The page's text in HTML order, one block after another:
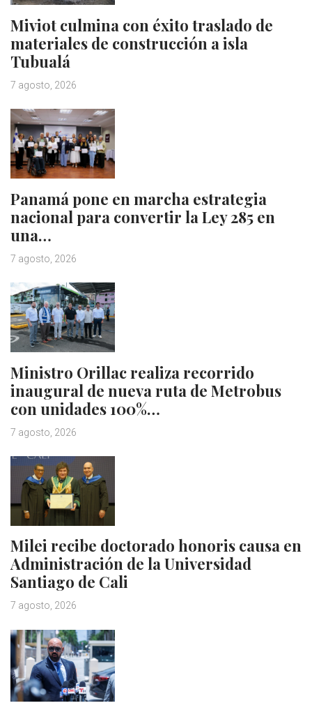
Miviot culmina con éxito traslado de
materiales de construcción a isla
Tubualá
7 agosto, 2026
Panamá pone en marcha estrategia
nacional para convertir la Ley 285 en
una…
7 agosto, 2026
Ministro Orillac realiza recorrido
inaugural de nueva ruta de Metrobus
con unidades 100%…
7 agosto, 2026
Milei recibe doctorado honoris causa en
Administración de la Universidad
Santiago de Cali
7 agosto, 2026